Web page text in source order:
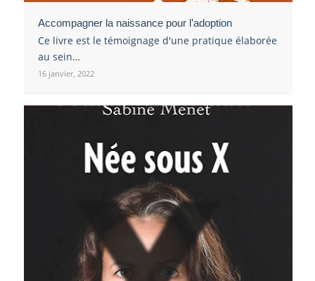
Accompagner la naissance pour l’adoption
Ce livre est le témoignage d'une pratique élaborée
au sein…
16 janvier, 2022